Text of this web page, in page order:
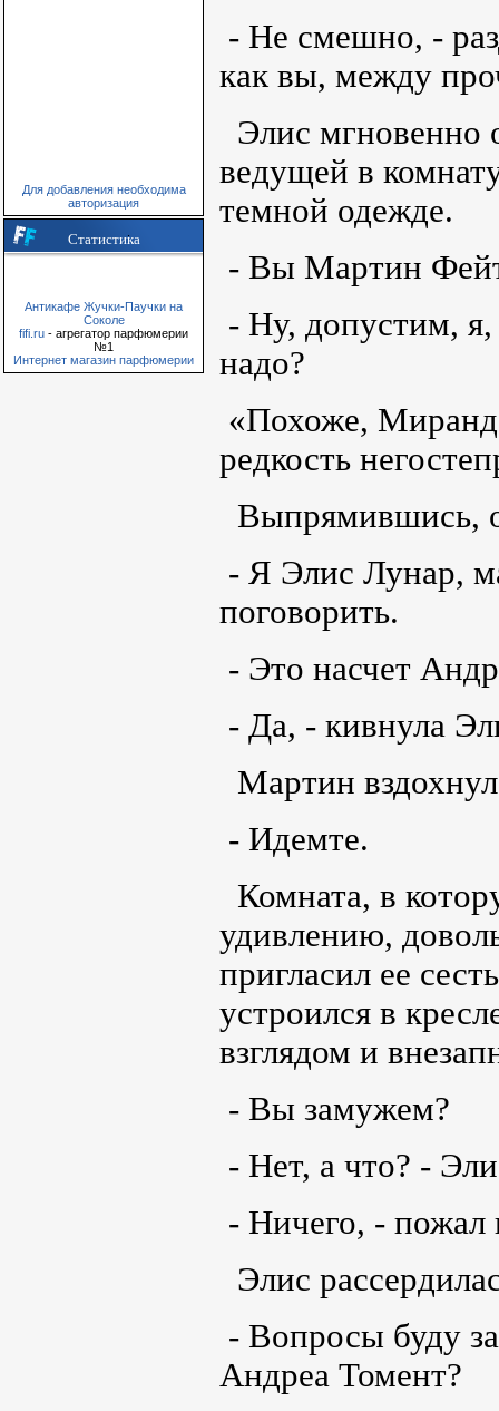
Для добавления необходима
авторизация
Статистика
Антикафе Жучки-Паучки на
Соколе
fifi.ru - агрегатор парфюмерии
№1
Интернет магазин парфюмерии
- Не смешно, -
как вы, между
Элис мгновенно
ведущей в
темной одежде.
- Вы Мартин
- Ну, допустим,
надо?
«Похоже,
редкость
Выпрямившись,
- Я Элис Лунар,
поговорить.
- Это насчет
- Да, - кивнула
Мартин
- Идемте.
Комната, в
удивлению,
пригласил ее
устроился в
взглядом и
- Вы замужем?
- Нет, а что? -
- Ничего, -
Элис
- Вопросы буду
Андреа Томент?